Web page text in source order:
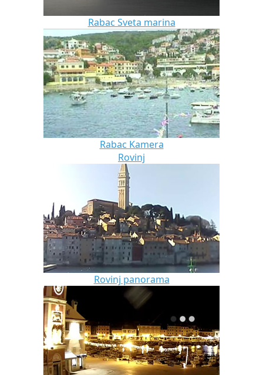
Rabac Sveta marina
Rabac Kamera
Rovinj
Rovinj panorama